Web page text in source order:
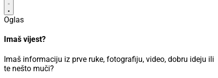
Oglas
Imaš vijest?
Imaš informaciju iz prve ruke, fotografiju, video, dobru ideju ili
te nešto muči?